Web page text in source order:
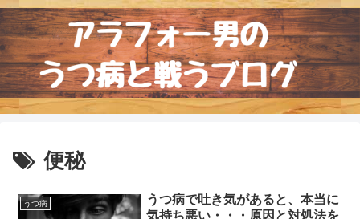
便秘
うつ病
うつ病で吐き気があると、本当に
気持ち悪い・・・原因と対処法を